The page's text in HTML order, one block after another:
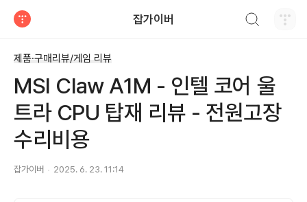
잡가이버
제품·구매리뷰/게임 리뷰
MSI Claw A1M - 인텔 코어 울
트라 CPU 탑재 리뷰 - 전원고장
수리비용
잡가이버 2025. 6. 23. 11:14